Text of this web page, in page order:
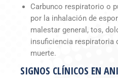
Carbunco respiratorio o
por la inhalación de
malestar general, tos,
insuficiencia respiratoria
muerte.
SIGNOS CLÍNICOS EN